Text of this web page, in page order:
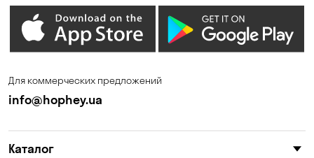
Для коммерческих предложений
info@hophey.ua
Каталог